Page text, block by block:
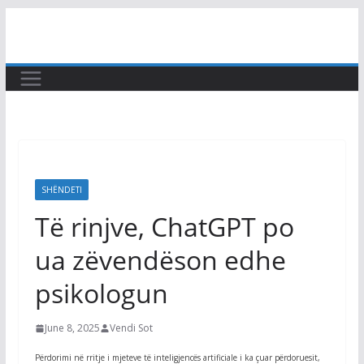
content
SHËNDETI
Të rinjve, ChatGPT po
ua zëvendëson edhe
psikologun
June 8, 2025 Vendi Sot
Përdorimi në rritje i mjeteve të inteligjencës artificiale i ka çuar përdoruesit,